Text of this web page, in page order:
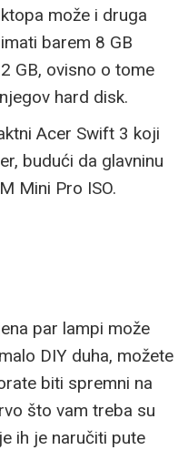
može i druga
barem 8 GB
GB, ovisno o tome
hard disk.
Acer Swift 3 koji
budući da glavninu
Mini Pro ISO.
par lampi može
DIY duha, možete
biti spremni na
što vam treba su
ih je naručiti pute